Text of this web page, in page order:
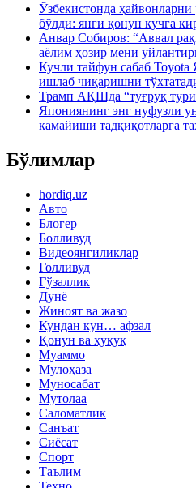
Ўзбекистонда
бўлди: янги қонун кучга
Анвар Собиров: “Аввал
аёлим ҳозир мени
Кучли тайфун сабаб Toyota
ишлаб чиқаришни
Трамп АҚШда “туғруқ
Япониянинг энг нуфузли
камайиши тадқиқотларга
Бўлимлар
hordiq.uz
Авто
Блогер
Болливуд
Видеоянгиликлар
Голливуд
Гўзаллик
Дунё
Жиноят ва жазо
Кундан кун… афзал
Қонун ва ҳуқуқ
Муаммо
Мулоҳаза
Муносабат
Мутолаа
Саломатлик
Санъат
Сиёсат
Спорт
Таълим